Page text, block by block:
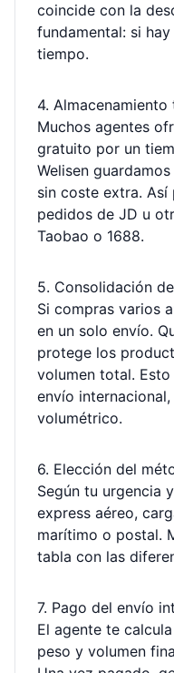
coincide con la
fundamental: si
tiempo.
4. Almacenamiento
Muchos agentes
gratuito por un
Welisen
sin coste extra. Así
pedidos de JD u
Taobao o 1688.
5. Consolidación
Si compras varios
en un solo envío.
protege los
volumen total.
envío
volumétrico.
6. Elección del
Según tu urgencia
express aéreo,
marítimo o postal.
tabla con las
7. Pago del envío
El agente te
peso y volumen